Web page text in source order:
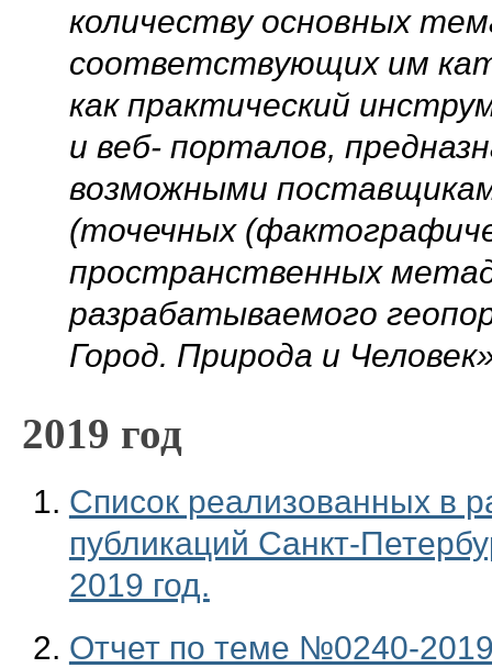
количеству основных
соответствующих им
как практический
и веб- порталов,
возможными
(точечных
пространственных
разрабатываемого
Город. Природа и
2019 год
Список реализованных в
публикаций Санкт-
2019 год.
Отчет по теме №0240-